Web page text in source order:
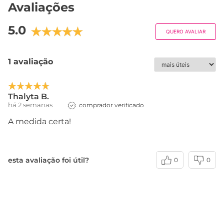
Avaliações
5.0
QUERO AVALIAR
1 avaliação
Thalyta B.
há 2 semanas comprador verificado
A medida certa!
esta avaliação foi útil? 0 0